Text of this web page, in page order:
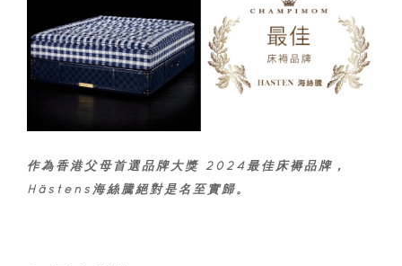
作為香港父母首選品牌大獎 2024最佳床褥品牌，
Hästens海絲騰絕對是名至實歸。